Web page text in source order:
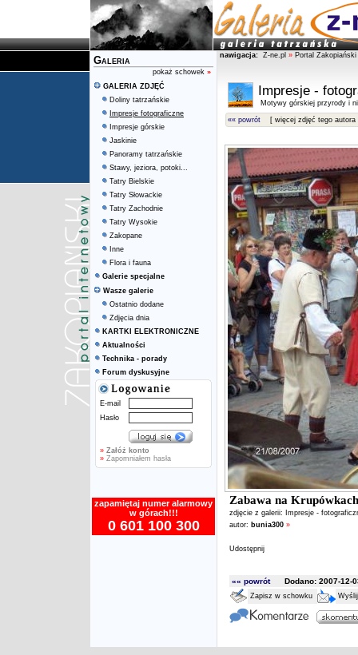
Galeria
pokaż schowek »
GALERIA ZDJĘĆ
Doliny tatrzańskie
Impresje fotograficzne
Impresje górskie
Jaskinie
Panoramy tatrzańskie
Stawy, jeziora, potoki...
Tatry Bielskie
Tatry Słowackie
Tatry Zachodnie
Tatry Wysokie
Zakopane
Inne
Flora i fauna
Galerie specjalne
Wasze galerie
Ostatnio dodane
Zdjęcia dnia
KARTKI ELEKTRONICZNE
Aktualności
Technika - porady
Forum dyskusyjne
E-mail
Hasło
» Załóż konto
» Zapomniałem hasła
zapamiętaj numer alarmowy
w górach!!!
0 601 100 300
nawigacja: Z-ne.pl » Portal Zakopiański
Impresje -
Motywy górskiej przyrody i
«« powrót [ więcej zdjęć tego autora
Zabawa na Krupówkach
zdjęcie z galerii:
Impresje -
autor: bunia300 »
Udostępnij
«« powrótDodano: 2007-12-
Zapisz w schowku